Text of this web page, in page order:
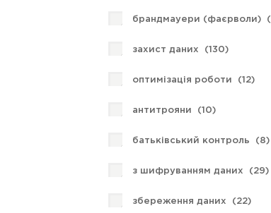
брандмауери (фаєрволи) (
захист даних (130)
оптимізація роботи (12)
антитрояни (10)
батьківський контроль (8)
з шифруванням даних (29)
збереження даних (22)